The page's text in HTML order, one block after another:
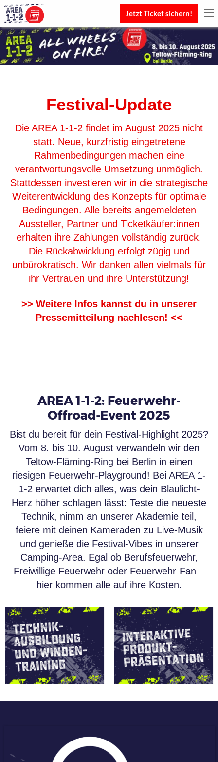
Jetzt Ticket sichern!
Festival-Update
Die AREA 1-1-2 findet im August 2025 nicht
statt. Neue, kurzfristig eingetretene
Rahmenbedingungen machen eine
verantwortungsvolle Umsetzung unmöglich.
Stattdessen investieren wir in die strategische
Weiterentwicklung des Konzepts für optimale
Bedingungen. Alle bereits angemeldeten
Aussteller, Partner und Ticketkäufer:innen
erhalten ihre Zahlungen vollständig zurück.
Die Rückabwicklung erfolgt zügig und
unbürokratisch. Wir danken allen vielmals für
ihr Vertrauen und ihre Unterstützung!
>> Weitere Infos kannst du in unserer
Pressemitteilung nachlesen! <<
AREA 1-1-2: Feuerwehr-
Offroad-Event 2025
Bist du bereit für dein Festival-Highlight 2025?
Vom 8. bis 10. August verwandeln wir den
Teltow-Fläming-Ring bei Berlin in einen
riesigen Feuerwehr-Playground! Bei AREA 1-
1-2 erwartet dich alles, was dein Blaulicht-
Herz höher schlagen lässt: Teste die neueste
Technik, nimm an unserer Akademie teil,
feiere mit deinen Kameraden zu Live-Musik
und genieße die Festival-Vibes in unserer
Camping-Area. Egal ob Berufsfeuerwehr,
Freiwillige Feuerwehr oder Feuerwehr-Fan –
hier kommen alle auf ihre Kosten.